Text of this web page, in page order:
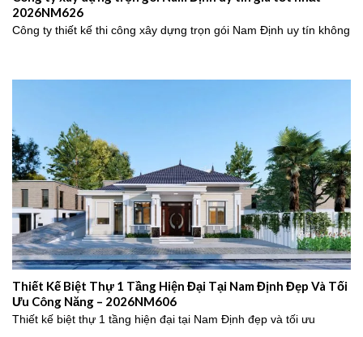
2026NM626
Công ty thiết kế thi công xây dựng trọn gói Nam Định uy tín không
Thiết Kế Biệt Thự 1 Tầng Hiện Đại Tại Nam Định Đẹp Và Tối
Ưu Công Năng – 2026NM606
Thiết kế biệt thự 1 tầng hiện đại tại Nam Định đẹp và tối ưu